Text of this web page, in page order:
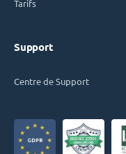
Tarifs
Support
Centre de Support